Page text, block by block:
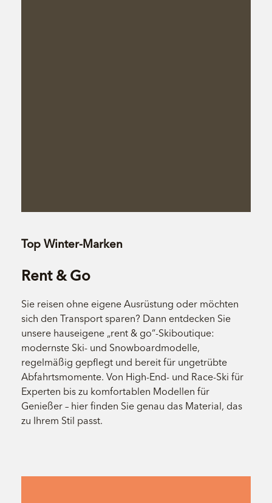
Top Winter-Marken
Rent & Go
Sie reisen ohne eigene Ausrüstung oder möchten
sich den Transport sparen? Dann entdecken Sie
unsere hauseigene „rent & go“-Skiboutique:
modernste Ski- und Snowboardmodelle,
regelmäßig gepflegt und bereit für ungetrübte
Abfahrtsmomente. Von High-End- und Race-Ski für
Experten bis zu komfortablen Modellen für
Genießer – hier finden Sie genau das Material, das
zu Ihrem Stil passt.